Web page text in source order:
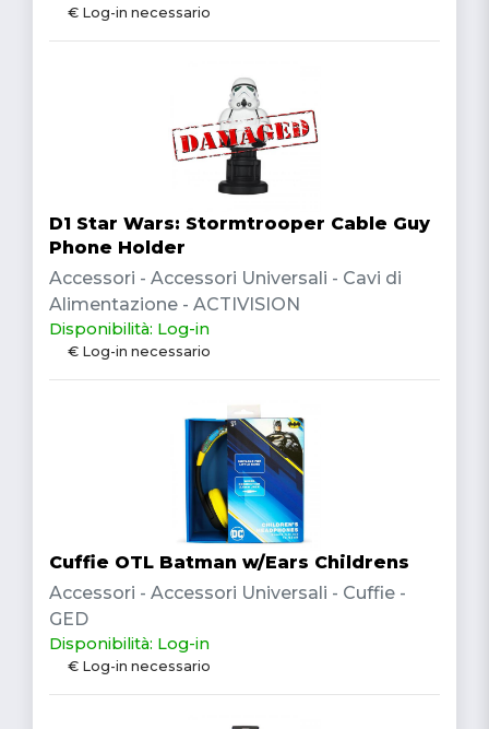
€ Log-in necessario
D1 Star Wars: Stormtrooper Cable Guy
Phone Holder
Accessori - Accessori Universali - Cavi di
Alimentazione - ACTIVISION
Disponibilità: Log-in
€ Log-in necessario
Cuffie OTL Batman w/Ears Childrens
Accessori - Accessori Universali - Cuffie -
GED
Disponibilità: Log-in
€ Log-in necessario